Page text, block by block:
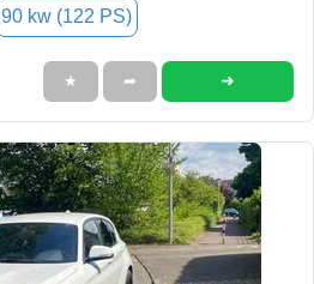
90 kw (122 PS)
★ ➦ ➜